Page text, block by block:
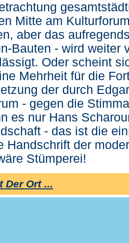
Mitte am
aber das
Bauten - wird weiter
Oder scheint
Mehrheit für die
der durch
- gegen die
es nur Hans
- das ist die
Handschrift der
Stümperei!
Der Ort ...